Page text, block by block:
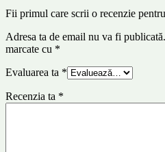
Fii primul care scrii o recenzie
Adresa ta de email nu va fi publicată.
marcate cu *
Evaluarea ta *
Recenzia ta *